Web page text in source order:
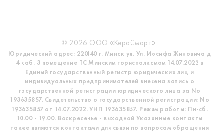
© 2026 ООО «КераСмарт».
Юридический адрес: 220140 г. Минск ул. Ул. Иосифа Жиновича д
4 каб. 3 помещение ТС Минским горисполкомом 14.07.2022 в
Единый государственный регистр юридических лиц и
индивидуальных предпринимателей внесена запись о
государственной регистрации юридического лица за No
193635857. Свидетельство о государственной регистрации: No
193635857 от 14.07.2022. УНП 193635857. Режим работы: Пн-сб.
10.00 - 19.00. Воскресенье - выходной Указанные контакты
также являются контактами для связи по вопросам обращения